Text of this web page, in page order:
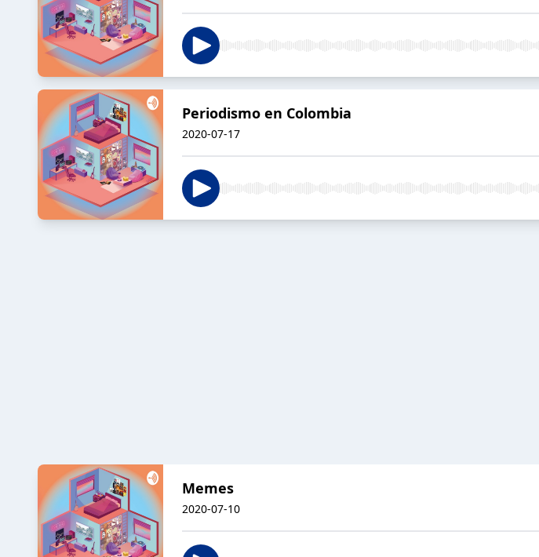
Periodismo en Colombia
2020-07-17
Memes
2020-07-10